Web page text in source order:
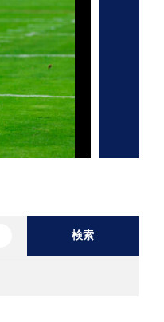
検索